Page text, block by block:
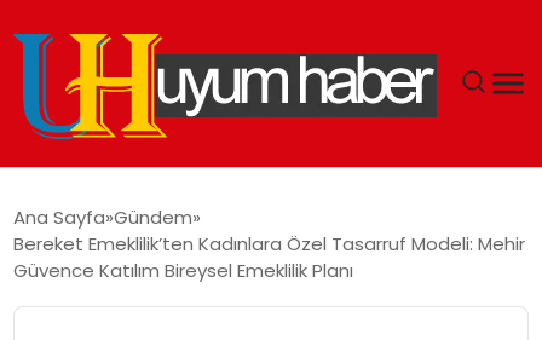
EKONOMI
Ana Sayfa Gündem
Bereket Emeklilik’ten Kadınlara Özel Tasarruf Modeli: Mehir
Güvence Katılım Bireysel Emeklilik Planı